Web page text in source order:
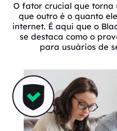
O fator crucial que torna
que outro é o quanto
internet. É aqui que o
se destaca como o
para usuários de